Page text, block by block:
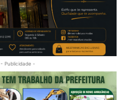
- Publicidade -